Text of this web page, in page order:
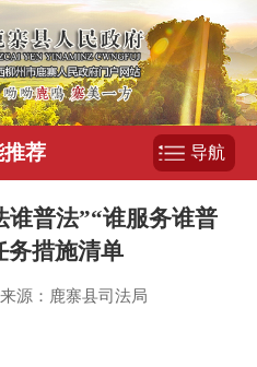
荐 导航
谁普法”“谁服务谁普
务措施清单
源：鹿寨县司法局